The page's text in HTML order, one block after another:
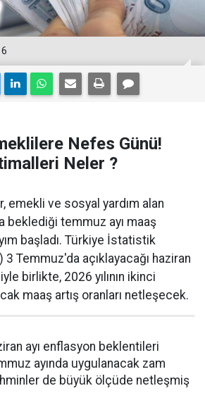
Nefes Günü!
Neler ?
emekli ve sosyal yardım alan
beklediği temmuz ayı maaş
başladı. Türkiye İstatistik
Temmuz'da açıklayacağı haziran
birlikte, 2026 yılının ikinci
maaş artış oranları netleşecek.
ayı enflasyon beklentileri
ayında uygulanacak zam
de büyük ölçüde netleşmiş